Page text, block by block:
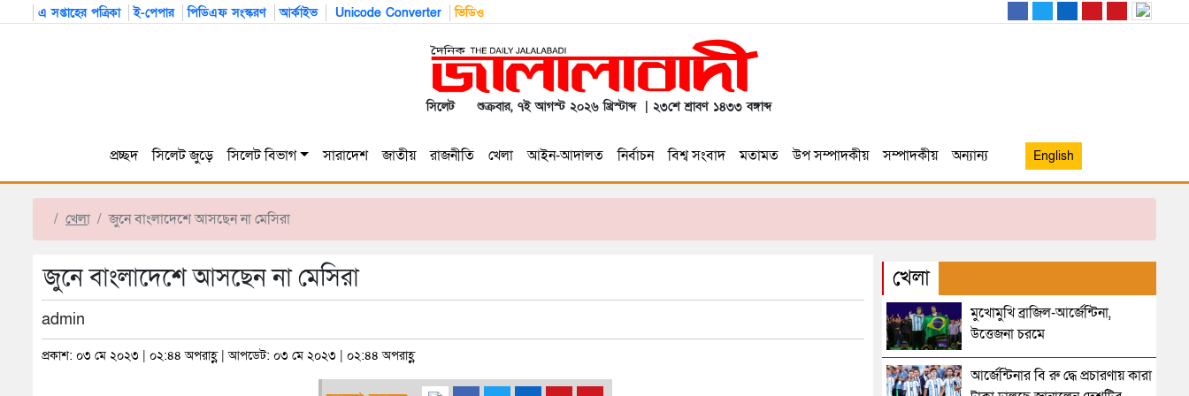
এ সপ্তাহের পত্রিকা ই-পেপার পিডিএফ সংস্করণ আর্কাইভ Unicode Converter ভিডিও
সিলেট শুক্রবার, ৭ই আগস্ট ২০২৬ খ্রিস্টাব্দ | ২৩শে শ্রাবণ ১৪৩৩ বঙ্গাব্দ
প্রচ্ছদ সিলেট জুড়ে সিলেট বিভাগ সারাদেশ জাতীয় রাজনীতি খেলা আইন-আদালত নির্বাচন বিশ্ব সংবাদ মতামত উপ সম্পাদকীয় সম্পাদকীয় অন্যান্য English
খেলা জুনে বাংলাদেশে আসছেন না মেসিরা
জুনে বাংলাদেশে আসছেন না মেসিরা
admin
প্রকাশ: ০৩ মে ২০২৩ | ০২:৪৪ অপরাহ্ণ | আপডেট: ০৩ মে ২০২৩ | ০২:৪৪ অপরাহ্ণ
খেলা
মুখোমুখি ব্রাজিল-আর্জেন্টিনা,
উত্তেজনা চরমে
আর্জেন্টিনার বি রু দ্ধে প্রচারণায় কারা